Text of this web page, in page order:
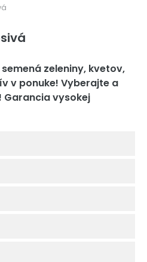
zeleniny, kvetov,
v ponuke! Vyberajte a
vysokej